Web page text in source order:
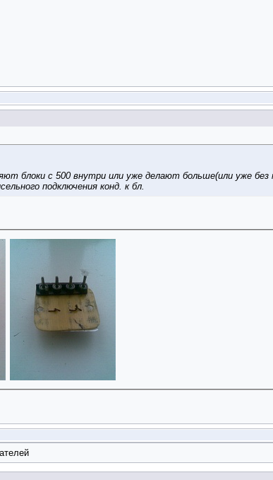
блоки с 500 внутри или уже делают больше(или уже без
подключения конд. к бл.